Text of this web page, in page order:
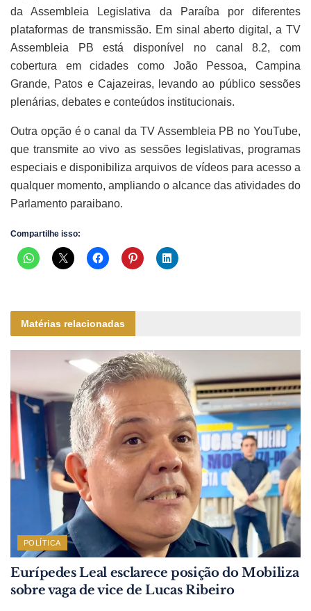
da Assembleia Legislativa da Paraíba por diferentes
plataformas de transmissão. Em sinal aberto digital, a TV
Assembleia PB está disponível no canal 8.2, com
cobertura em cidades como João Pessoa, Campina
Grande, Patos e Cajazeiras, levando ao público sessões
plenárias, debates e conteúdos institucionais.
Outra opção é o canal da TV Assembleia PB no YouTube,
que transmite ao vivo as sessões legislativas, programas
especiais e disponibiliza arquivos de vídeos para acesso a
qualquer momento, ampliando o alcance das atividades do
Parlamento paraibano.
Compartilhe isso:
Matérias relacionadas
POLÍTICA
Eurípedes Leal esclarece posição do Mobiliza
sobre vaga de vice de Lucas Ribeiro